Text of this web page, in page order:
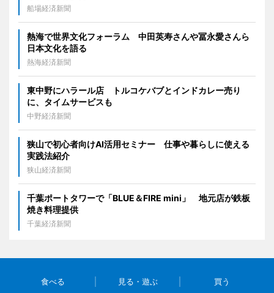
船場経済新聞
熱海で世界文化フォーラム 中田英寿さんや冨永愛さんら
日本文化を語る
熱海経済新聞
東中野にハラール店 トルコケバブとインドカレー売り
に、タイムサービスも
中野経済新聞
狭山で初心者向けAI活用セミナー 仕事や暮らしに使える
実践法紹介
狭山経済新聞
千葉ポートタワーで「BLUE＆FIRE mini」 地元店が鉄板
焼き料理提供
千葉経済新聞
食べる 見る・遊ぶ 買う